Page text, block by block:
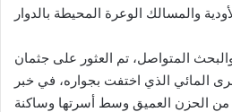
المتواصل، تم العثور على جثمان
المائي الذي اختفت بجواره، في خبر
الحزن العميق وسط أسرتها وساكنة